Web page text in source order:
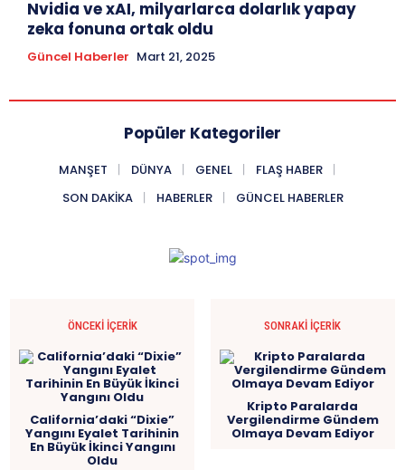
Nvidia ve xAI, milyarlarca dolarlık yapay
zeka fonuna ortak oldu
Güncel Haberler Mart 21, 2025
Popüler Kategoriler
MANŞET DÜNYA GENEL
FLAŞ HABER
SON DAKIKA
HABERLER GÜNCEL HABERLER
ÖNCEKI İÇERIK
California’daki “Dixie”
Yangını Eyalet Tarihinin
En Büyük İkinci Yangını
Oldu
SONRAKI İÇERIK
Kripto Paralarda
Vergilendirme Gündem
Olmaya Devam Ediyor